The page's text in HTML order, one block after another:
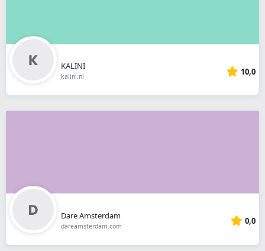
KALINI
kalini.nl 10,0
Dare Amsterdam
dareamsterdam.com 0,0